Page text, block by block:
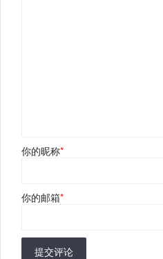
你的昵称*
你的邮箱*
提交评论